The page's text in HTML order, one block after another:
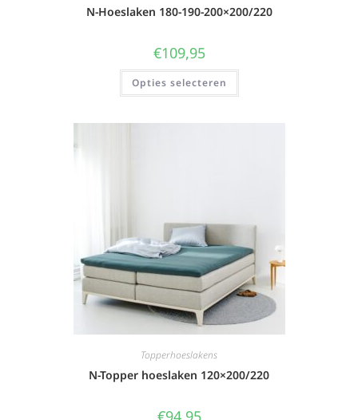
N-Hoeslaken 180-190-200×200/220
€109,95
Opties selecteren
Topperhoeslakens
N-Topper hoeslaken 120×200/220
€94,95